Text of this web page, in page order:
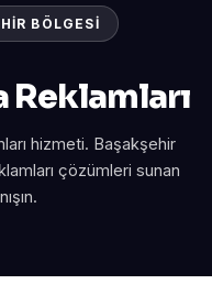
BÖLGESI
Reklamları
hizmeti. Başakşehir
çözümleri sunan